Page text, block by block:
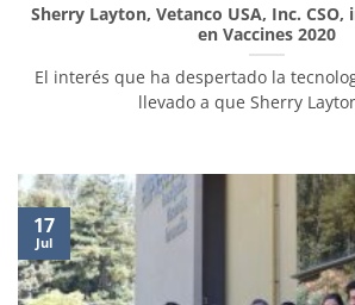
Sherry Layton, Vetanco USA, Inc.
en Vaccines 2020
El interés que ha despertado la
llevado a que Sherry
17
Jul